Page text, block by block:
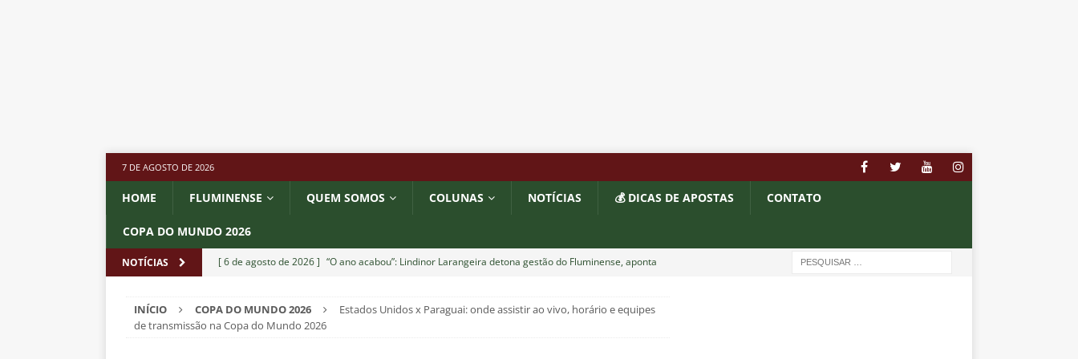
7 DE AGOSTO DE 2026
HOME FLUMINENSE QUEM SOMOS COLUNAS NOTÍCIAS 💰 DICAS DE APOSTAS CONTATO
COPA DO MUNDO 2026
NOTÍCIAS [ 6 de agosto de 2026 ] “O ano acabou”: Lindinor Larangeira detona gestão do Fluminense, aponta
[ 6 de agosto de 2026 ]
Jogadores do Fluminense se incomodam com escolhas de Zubeldía
INÍCIO COPA DO MUNDO 2026
Estados Unidos x Paraguai: onde assistir ao vivo, horário e equipes
de transmissão na Copa do Mundo 2026